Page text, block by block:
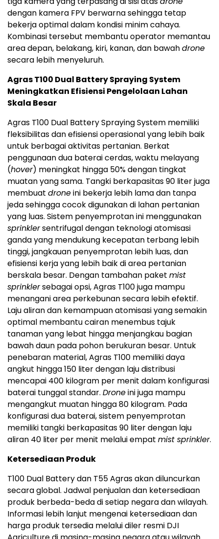
dengan kamera FPV berwarna sehingga tetap
bekerja optimal dalam kondisi minim cahaya.
Kombinasi tersebut membantu operator memantau
area depan, belakang, kiri, kanan, dan bawahdrone
secara lebih menyeluruh.
Agras T100 Dual Battery Spraying System
Meningkatkan Efisiensi Pengelolaan Lahan
Skala Besar
Agras T100 Dual Battery Spraying System memiliki
fleksibilitas dan efisiensi operasional yang lebih baik
untuk berbagai aktivitas pertanian. Berkat
penggunaan dua baterai cerdas, waktu melayang
(hover) meningkat hingga 50% dengan tingkat
muatan yang sama. Tangki berkapasitas 90 liter juga
membuat droneini bekerja lebih lama dan tanpa
jeda sehingga cocok digunakan di lahan pertanian
yang luas. Sistem penyemprotan ini menggunakan
sprinklersentrifugal dengan teknologi atomisasi
ganda yang mendukung kecepatan terbang lebih
tinggi, jangkauan penyemprotan lebih luas, dan
efisiensi kerja yang lebih baik di area pertanian
berskala besar. Dengan tambahan paket mist
sprinklersebagai opsi, Agras T100 juga mampu
menangani area perkebunan secara lebih efektif.
Laju aliran dan kemampuan atomisasi yang semakin
optimal membantu cairan menembus tajuk
tanaman yang lebat hingga menjangkau bagian
bawah daun pada pohon berukuran besar. Untuk
penebaran material, Agras T100 memiliki daya
angkut hingga 150 liter dengan laju distribusi
mencapai 400 kilogram per menit dalam konfigurasi
baterai tunggal standar. Droneini juga mampu
mengangkut muatan hingga 80 kilogram. Pada
konfigurasi dua baterai, sistem penyemprotan
memiliki tangki berkapasitas 90 liter dengan laju
aliran 40 liter per menit melalui empat mist sprinkler.
Ketersediaan Produk
T100 Dual Battery dan T55 Agras akan diluncurkan
secara global. Jadwal penjualan dan ketersediaan
produk berbeda-beda di setiap negara dan wilayah.
Informasi lebih lanjut mengenai ketersediaan dan
harga produk tersedia melalui diler resmi DJI